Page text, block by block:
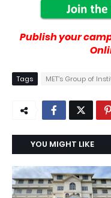
Publish your
Tags MET's Group of
YOU MIGHT LIKE